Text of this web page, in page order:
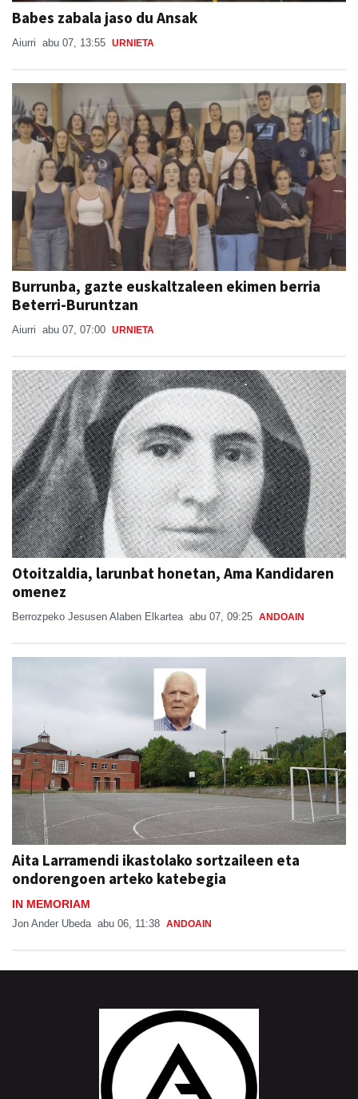
Babes zabala jaso du Ansak
Aiurri abu 07, 13:55 URNIETA
Burrunba, gazte euskaltzaleen ekimen berria
Beterri-Buruntzan
Aiurri abu 07, 07:00 URNIETA
Otoitzaldia, larunbat honetan, Ama Kandidaren
omenez
Berrozpeko Jesusen Alaben Elkartea abu 07, 09:25 ANDOAIN
Aita Larramendi ikastolako sortzaileen eta
ondorengoen arteko katebegia
IN MEMORIAM
Jon Ander Ubeda abu 06, 11:38 ANDOAIN